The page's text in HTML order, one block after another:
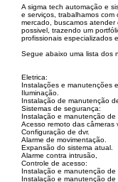
A sigma tech automação e
e serviços, trabalhamos
mercado, buscamos
possivel, trazendo um
profissionais especializados
Segue abaixo uma lista dos
Eletrica:
Instalações e manutenções
Iluminação.
Instalação de manutenção
Sistemas de segurança:
Instalação e manutenção de
Acesso remoto das câmeras
Configuração de dvr.
Alarme de movimentação.
Expansão do sistema atual.
Alarme contra intrusão,
Controle de acesso:
Instalação e manutenção de
Instalação e manutenção de